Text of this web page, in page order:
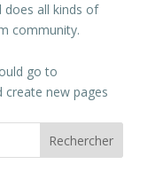
does all kinds of
community.
go to
new pages
Rechercher